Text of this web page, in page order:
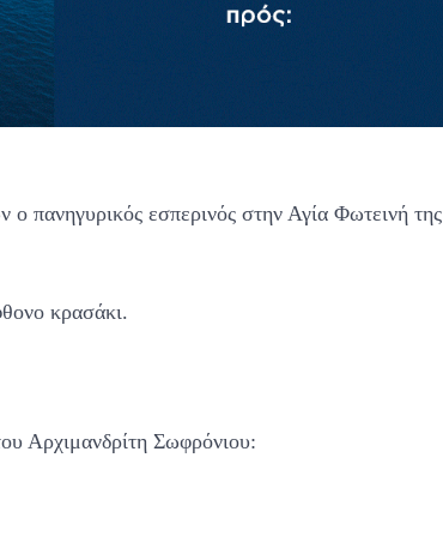
πανηγυρικός εσπερινός στην Αγία Φωτεινή της
κρασάκι.
Αρχιμανδρίτη Σωφρόνιου: